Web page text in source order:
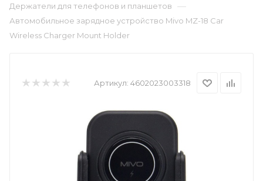
Держатели для телефонов и планшетов —
Автомобильное зарядное устройство Mivo MZ-18 Car
Wireless Charger Mount Holder
Артикул: 4602023003318